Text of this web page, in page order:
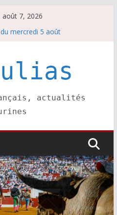
août 7, 2026
mercredi 5 août
– novilleros –
jeudi 6 août
actualités